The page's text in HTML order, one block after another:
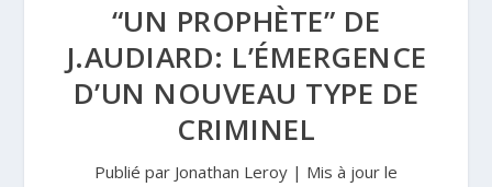
“UN PROPHÈTE” DE
J.AUDIARD: L’ÉMERGENCE
D’UN NOUVEAU TYPE DE
CRIMINEL
Publié par Jonathan Leroy | Mis à jour le